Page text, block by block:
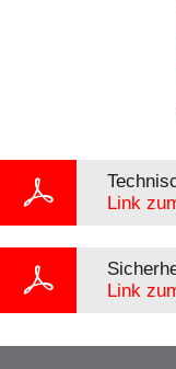
Link
Link